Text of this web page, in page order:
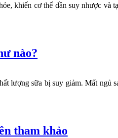
khiến cơ thể dần suy nhược và
nào?
lượng sữa bị suy giảm. Mất ngủ
tham khảo